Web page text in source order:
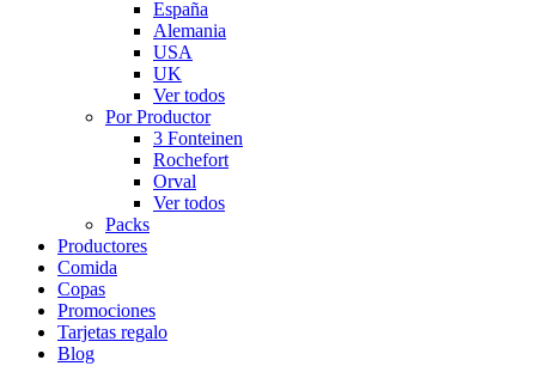
España
Alemania
USA
UK
Ver todos
Por Productor
3 Fonteinen
Rochefort
Orval
Ver todos
Packs
Productores
Comida
Copas
Promociones
Tarjetas regalo
Blog